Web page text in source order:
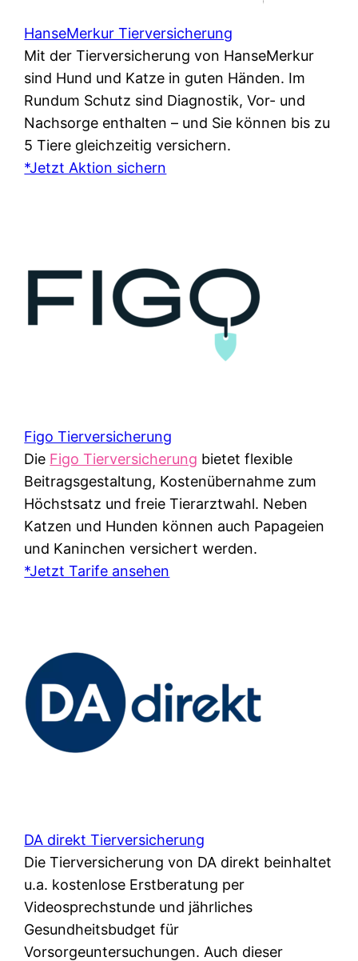
HanseMerkur Tierversicherung
Mit der Tierversicherung von HanseMerkur
sind Hund und Katze in guten Händen. Im
Rundum Schutz sind Diagnostik, Vor- und
Nachsorge enthalten – und Sie können bis zu
5 Tiere gleichzeitig versichern.
*Jetzt Aktion sichern
Figo Tierversicherung
Die Figo Tierversicherung bietet flexible
Beitragsgestaltung, Kostenübernahme zum
Höchstsatz und freie Tierarztwahl. Neben
Katzen und Hunden können auch Papageien
und Kaninchen versichert werden.
*Jetzt Tarife ansehen
DA direkt Tierversicherung
Die Tierversicherung von DA direkt beinhaltet
u.a. kostenlose Erstberatung per
Videosprechstunde und jährliches
Gesundheitsbudget für
Vorsorgeuntersuchungen. Auch dieser